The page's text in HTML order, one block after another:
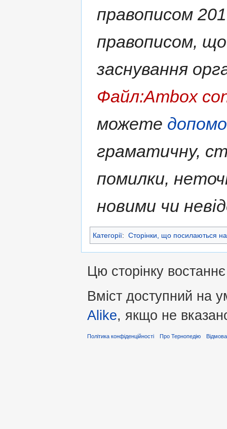
правописом
правописом,
заснування
Файл:Ambox
можете
граматичну,
помилки,
новими чи
Категорії: Сторінки, що посилаються
Цю сторінку
Вміст доступний на
Alike, якщо не
Політика конфіденційності Про Тернопедію Відмова